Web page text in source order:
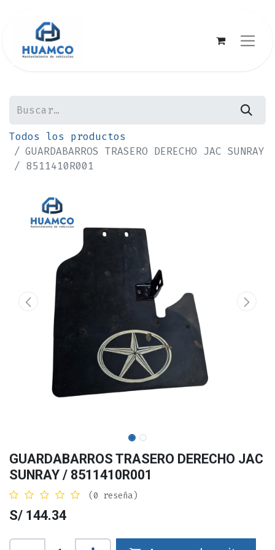
Todos los productos
GUARDABARROS TRASERO DERECHO JAC SUNRAY
/ 8511410R001
GUARDABARROS TRASERO DERECHO JAC
SUNRAY / 8511410R001
(0 reseña)
S/ 144.34